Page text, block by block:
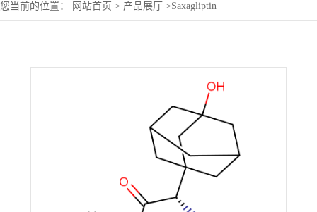
您当前的位置： 网站首页 > 产品展厅 >Saxagliptin